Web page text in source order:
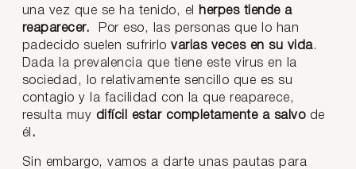
una vez que se ha tenido, el
herpes tiende a
reaparecer.
Por eso, las personas que lo han
padecido suelen sufrirlovarias veces en su vida.
Dada la prevalencia que tiene este virus en la
sociedad, lo relativamente sencillo que es su
contagio y la facilidad con la que reaparece,
resulta muy difícil estar completamente a salvode
él .
Sin embargo, vamos a darte unas pautas para